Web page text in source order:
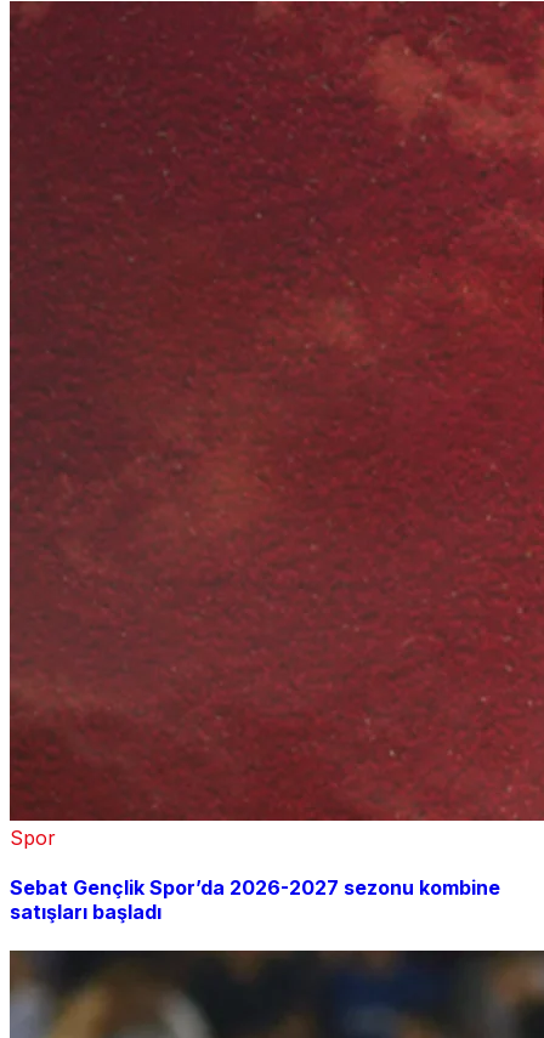
Spor
Sebat Gençlik Spor’da 2026-2027 sezonu kombine
satışları başladı